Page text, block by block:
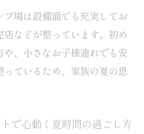
場アートイベントを徹底
トを楽しめる注目キャン
8月のキャンプ場アート体
熊本キャンプ場アート
プ場は設備面でも充実してお
店などが整っています。初め
、小さなお子様連れでも安
ているため、家族の夏の思
で心動く夏時間の過ごし方